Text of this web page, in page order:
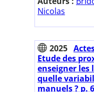
Nicolas
2025
Etude des
enseigner les
quelle
manuels ? p.